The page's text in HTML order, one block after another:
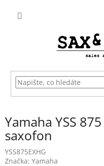
Yamaha YSS
saxofon
YSS875EXHG
Značka: Yamaha